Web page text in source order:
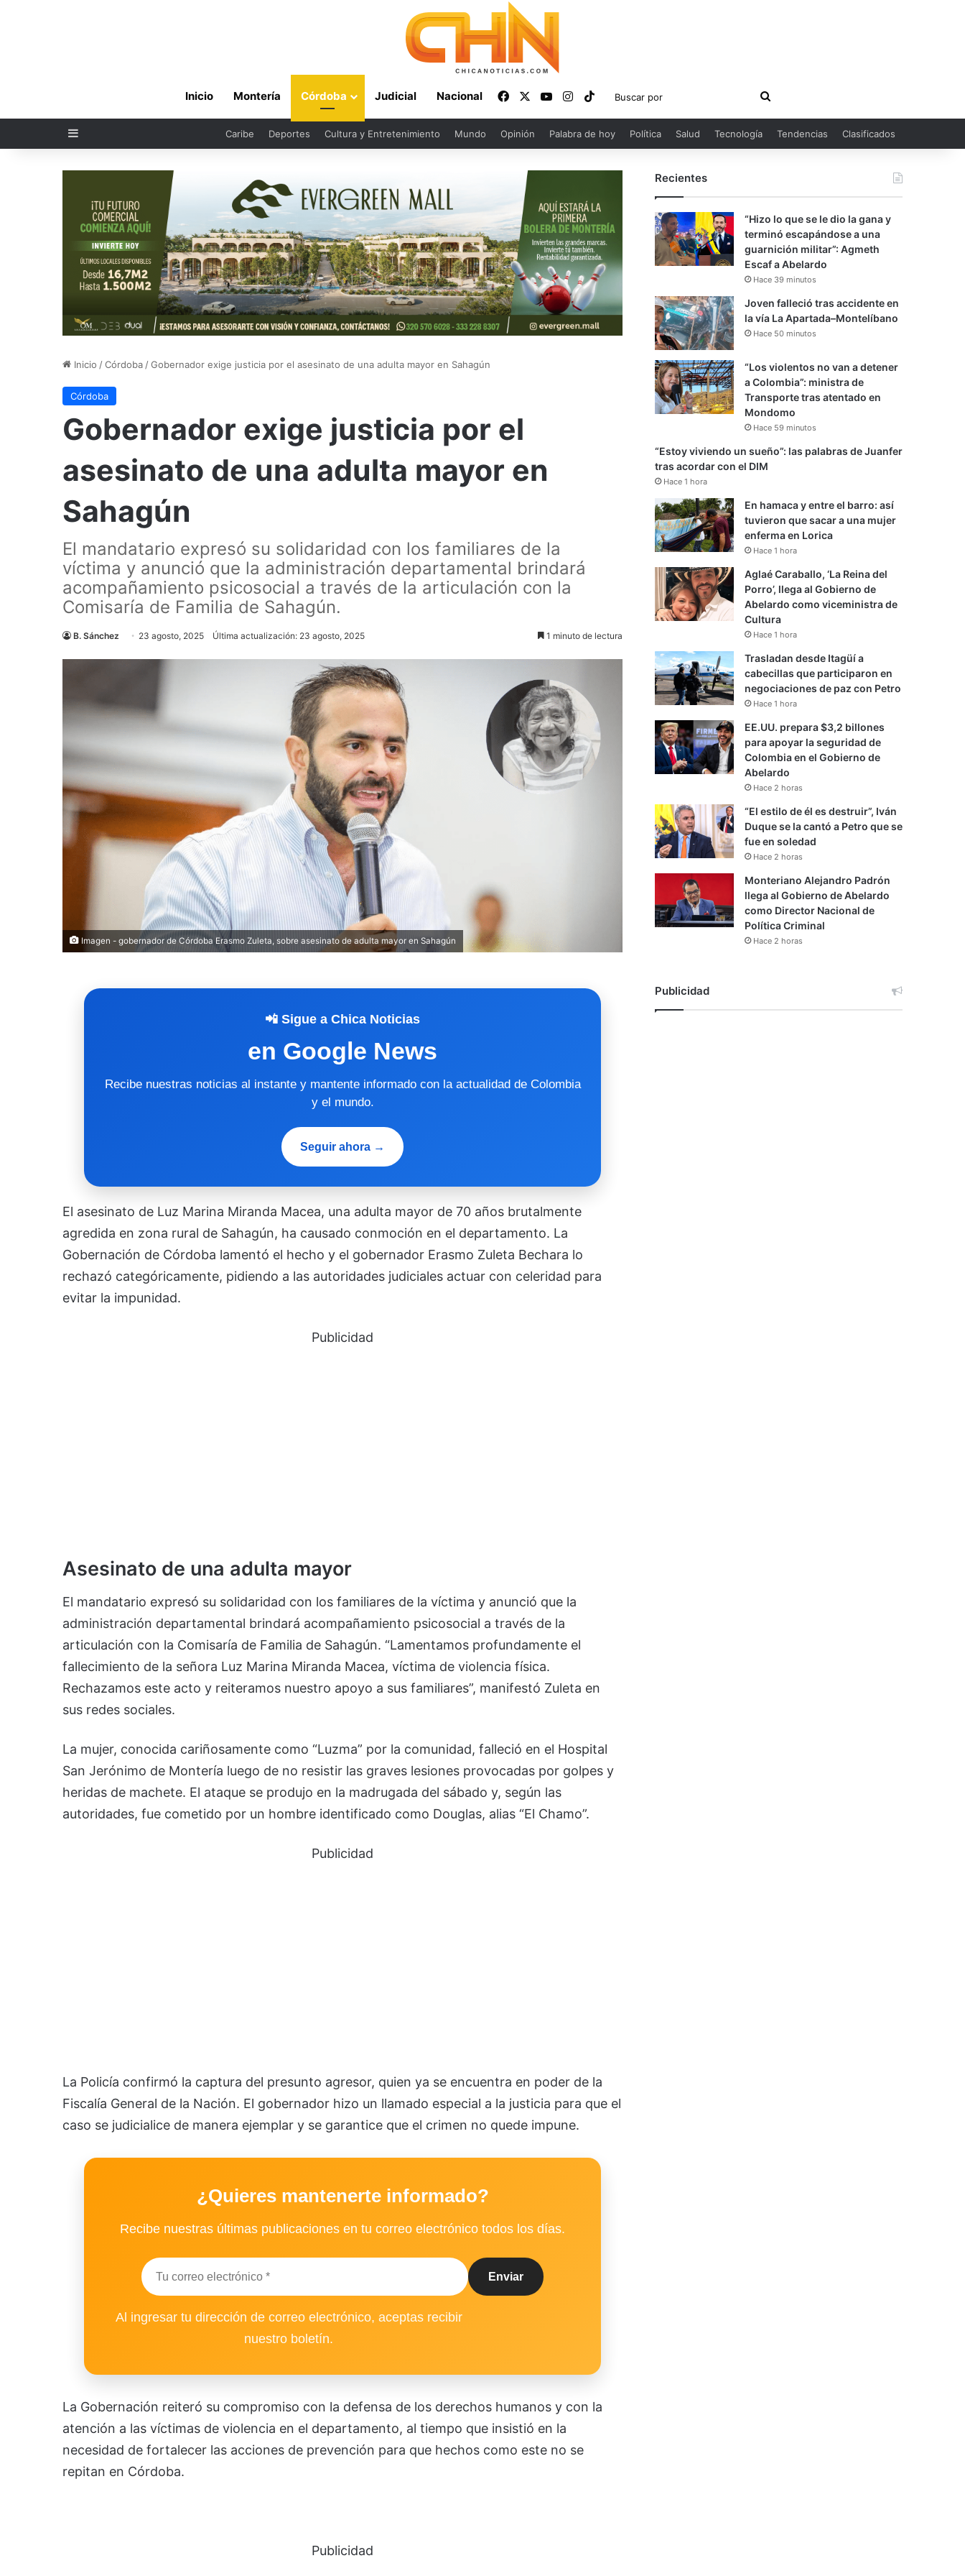
Inicio Montería Córdoba Judicial Nacional FacebookYouTubeInstagram
TikTok
Buscar
por
Sidebar Caribe Deportes Cultura y Entretenimiento Mundo Opinión Palabra de hoy Política Salud Tecnología Tendencias Clasificados
Inicio /Córdoba /Gobernador exige justicia por el asesinato de una adulta mayor en Sahagún
Córdoba
Gobernador exige justicia por el
asesinato de una adulta mayor en
Sahagún
El mandatario expresó su solidaridad con los familiares de la
víctima y anunció que la administración departamental brindará
acompañamiento psicosocial a través de la articulación con la
Comisaría de Familia de Sahagún.
B. Sánchez 23 agosto, 2025 Última actualización: 23 agosto, 2025 1 minuto de lectura
Imagen - gobernador de Córdoba Erasmo Zuleta, sobre asesinato de adulta mayor en Sahagún
📲 Sigue a Chica Noticias
en Google News
Recibe nuestras noticias al instante y mantente informado con la actualidad de Colombia
y el mundo.
Seguir ahora →
El asesinato de Luz Marina Miranda Macea, una adulta mayor de 70 años brutalmente
agredida en zona rural de Sahagún, ha causado conmoción en el departamento. La
Gobernación de Córdoba lamentó el hecho y el gobernador Erasmo Zuleta Bechara lo
rechazó categóricamente, pidiendo a las autoridades judiciales actuar con celeridad para
evitar la impunidad.
Publicidad
Asesinato de una adulta mayor
El mandatario expresó su solidaridad con los familiares de la víctima y anunció que la
administración departamental brindará acompañamiento psicosocial a través de la
articulación con la Comisaría de Familia de Sahagún. “Lamentamos profundamente el
fallecimiento de la señora Luz Marina Miranda Macea, víctima de violencia física.
Rechazamos este acto y reiteramos nuestro apoyo a sus familiares”, manifestó Zuleta en
sus redes sociales.
La mujer, conocida cariñosamente como “Luzma” por la comunidad, falleció en el Hospital
San Jerónimo de Montería luego de no resistir las graves lesiones provocadas por golpes y
heridas de machete. El ataque se produjo en la madrugada del sábado y, según las
autoridades, fue cometido por un hombre identificado como Douglas, alias “El Chamo”.
Publicidad
La Policía confirmó la captura del presunto agresor, quien ya se encuentra en poder de la
Fiscalía General de la Nación. El gobernador hizo un llamado especial a la justicia para que el
caso se judicialice de manera ejemplar y se garantice que el crimen no quede impune.
¿Quieres mantenerte informado?
Recibe nuestras últimas publicaciones en tu correo electrónico todos los días.
Al ingresar tu dirección de correo electrónico, aceptas recibir
nuestro boletín.
La Gobernación reiteró su compromiso con la defensa de los derechos humanos y con la
atención a las víctimas de violencia en el departamento, al tiempo que insistió en la
necesidad de fortalecer las acciones de prevención para que hechos como este no se
repitan en Córdoba.
Publicidad
Recientes
“Hizo lo que se le dio la gana y
terminó escapándose a una
guarnición militar”: Agmeth
Escaf a Abelardo
Hace 39 minutos
Joven falleció tras accidente en
la vía La Apartada–Montelíbano
Hace 50 minutos
“Los violentos no van a detener
a Colombia”: ministra de
Transporte tras atentado en
Mondomo
Hace 59 minutos
“Estoy viviendo un sueño”: las palabras de Juanfer
tras acordar con el DIM
Hace 1 hora
En hamaca y entre el barro: así
tuvieron que sacar a una mujer
enferma en Lorica
Hace 1 hora
Aglaé Caraballo, ‘La Reina del
Porro’, llega al Gobierno de
Abelardo como viceministra de
Cultura
Hace 1 hora
Trasladan desde Itagüí a
cabecillas que participaron en
negociaciones de paz con Petro
Hace 1 hora
EE.UU. prepara $3,2 billones
para apoyar la seguridad de
Colombia en el Gobierno de
Abelardo
Hace 2 horas
“El estilo de él es destruir”, Iván
Duque se la cantó a Petro que se
fue en soledad
Hace 2 horas
Monteriano Alejandro Padrón
llega al Gobierno de Abelardo
como Director Nacional de
Política Criminal
Hace 2 horas
Publicidad